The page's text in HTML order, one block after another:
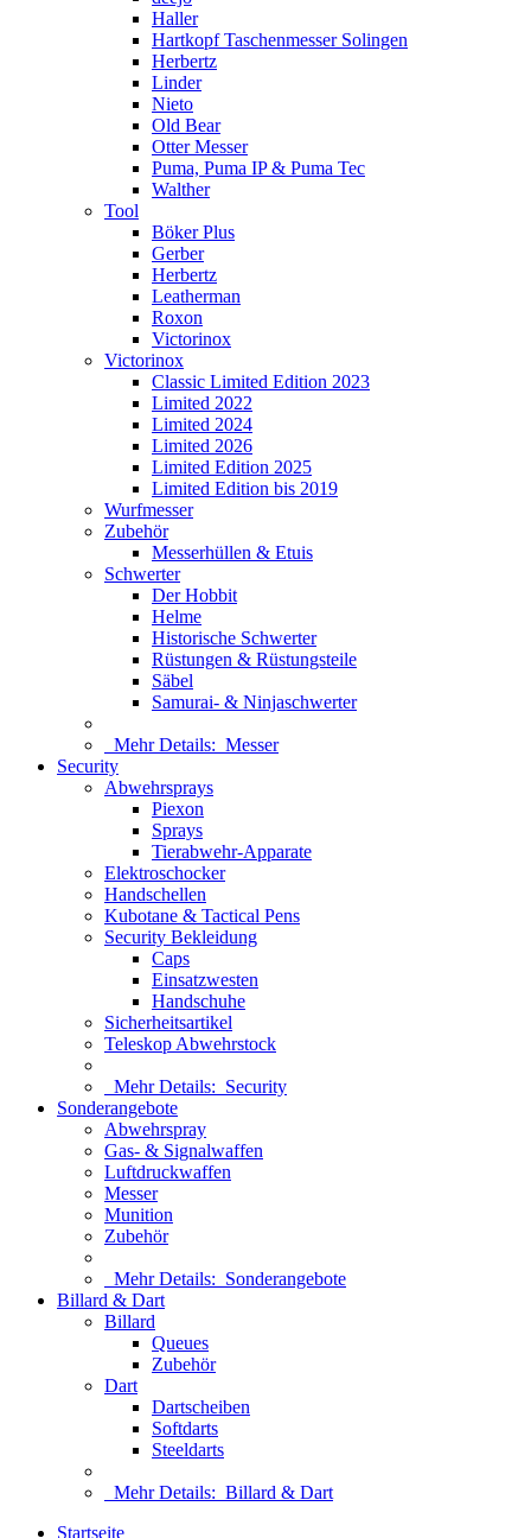
Haller
Hartkopf Taschenmesser Solingen
Herbertz
Linder
Nieto
Old Bear
Otter Messer
Puma, Puma IP & Puma Tec
Walther
Tool
Böker Plus
Gerber
Herbertz
Leatherman
Roxon
Victorinox
Victorinox
Classic Limited Edition 2023
Limited 2022
Limited 2024
Limited 2026
Limited Edition 2025
Limited Edition bis 2019
Wurfmesser
Zubehör
Messerhüllen & Etuis
Schwerter
Der Hobbit
Helme
Historische Schwerter
Rüstungen & Rüstungsteile
Säbel
Samurai- & Ninjaschwerter
Mehr Details: Messer
Security
Abwehrsprays
Piexon
Sprays
Tierabwehr-Apparate
Elektroschocker
Handschellen
Kubotane & Tactical Pens
Security Bekleidung
Caps
Einsatzwesten
Handschuhe
Sicherheitsartikel
Teleskop Abwehrstock
Mehr Details: Security
Sonderangebote
Abwehrspray
Gas- & Signalwaffen
Luftdruckwaffen
Messer
Munition
Zubehör
Mehr Details: Sonderangebote
Billard & Dart
Billard
Queues
Zubehör
Dart
Dartscheiben
Softdarts
Steeldarts
Mehr Details: Billard & Dart
Startseite